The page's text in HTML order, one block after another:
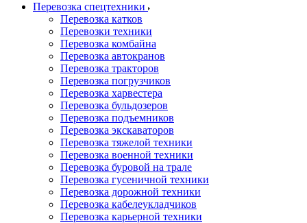
Перевозка спецтехники
Перевозка катков
Перевозки техники
Перевозка комбайна
Перевозка автокранов
Перевозка тракторов
Перевозка погрузчиков
Перевозка харвестера
Перевозка бульдозеров
Перевозка подъемников
Перевозка экскаваторов
Перевозка тяжелой техники
Перевозка военной техники
Перевозка буровой на трале
Перевозка гусеничной техники
Перевозка дорожной техники
Перевозка кабелеукладчиков
Перевозка карьерной техники